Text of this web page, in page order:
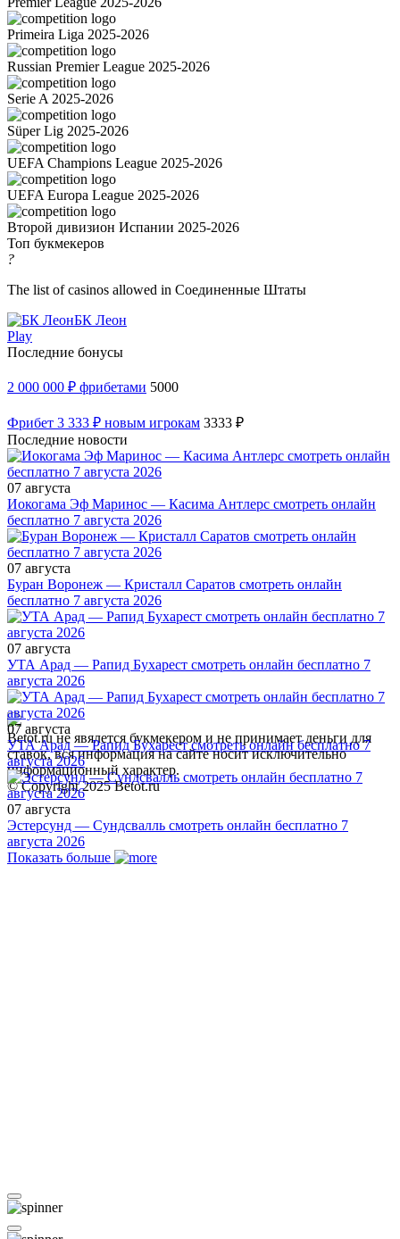
Primeira Liga 2025-2026
Russian Premier League 2025-2026
Serie A 2025-2026
Süper Lig 2025-2026
UEFA Champions League 2025-2026
UEFA Europa League 2025-2026
Второй дивизион Испании 2025-2026
Топ букмекеров
?
The list of casinos allowed in Соединенные Штаты
БК Леон
Play
Последние бонусы
2 000 000 ₽ фрибетами 5000
Фрибет 3 333 ₽ новым игрокам 3333 ₽
Последние новости
07 августа
Иокогама Эф Маринос — Касима Антлерс смотреть онлайн
бесплатно 7 августа 2026
07 августа
Буран Воронеж — Кристалл Саратов смотреть онлайн
бесплатно 7 августа 2026
07 августа
УТА Арад — Рапид Бухарест смотреть онлайн бесплатно 7
августа 2026
07 августа
УТА Арад — Рапид Бухарест смотреть онлайн бесплатно 7
августа 2026
07 августа
Эстерсунд — Сундсвалль смотреть онлайн бесплатно 7
августа 2026
Показать больше
Betot.ru не явялется букмекером и не принимает деньги для
ставок, вся информация на сайте носит исключительно
информационный характер.
© Copyright 2025 Betot.ru